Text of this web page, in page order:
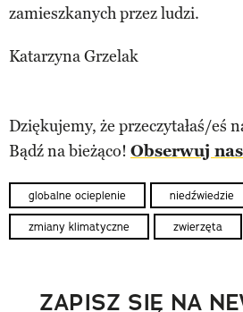
zamieszkanych przez ludzi.
Katarzyna Grzelak
Dziękujemy, że przeczytałaś/eś
Bądź na bieżąco! Obserwuj
globalne ocieplenie niedźwiedzie
zmiany klimatyczne zwierzęta
ZAPISZ SIĘ NA